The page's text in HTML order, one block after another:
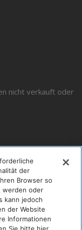
nicht verkauft oder
der
Browser so
werden oder
kann jedoch
der Website
Informationen